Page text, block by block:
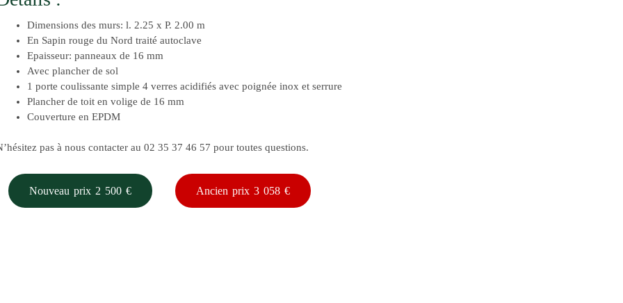
Dimensions des murs: l. 2.25 x P. 2.00 m
En Sapin rouge du Nord traité autoclave
Epaisseur: panneaux de 16 mm
Avec plancher de sol
1 porte coulissante simple 4 verres acidifiés avec poignée inox et serrure​
Plancher de toit en volige de 16 mm
Couverture en EPDM
pas à nous contacter au 02 35 37 46 57 pour toutes questions.
Nouveau prix 2 500 € Ancien prix 3 058 €